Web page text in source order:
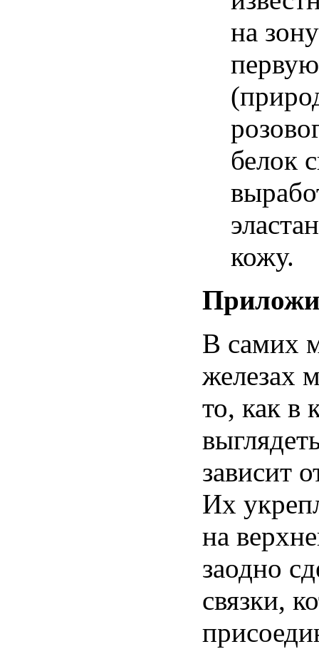
на
белок
кожу.
В самих
железах
то, как в
зависит
Их
на
заодно
связки,